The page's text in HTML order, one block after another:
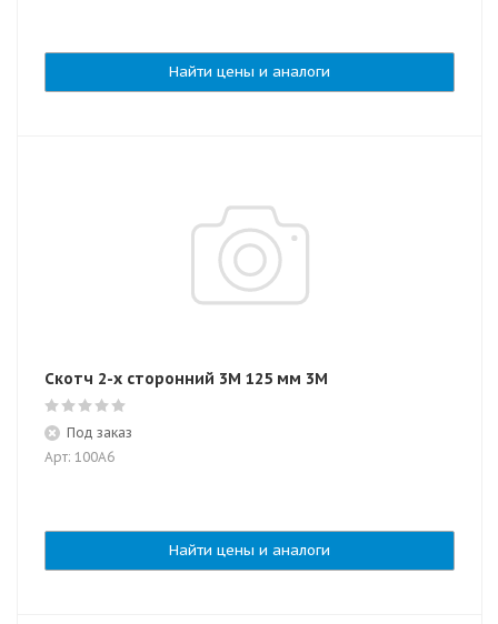
Найти цены и аналоги
Скотч 2-х сторонний 3М 125 мм 3M
Под заказ
Арт: 100A6
Найти цены и аналоги